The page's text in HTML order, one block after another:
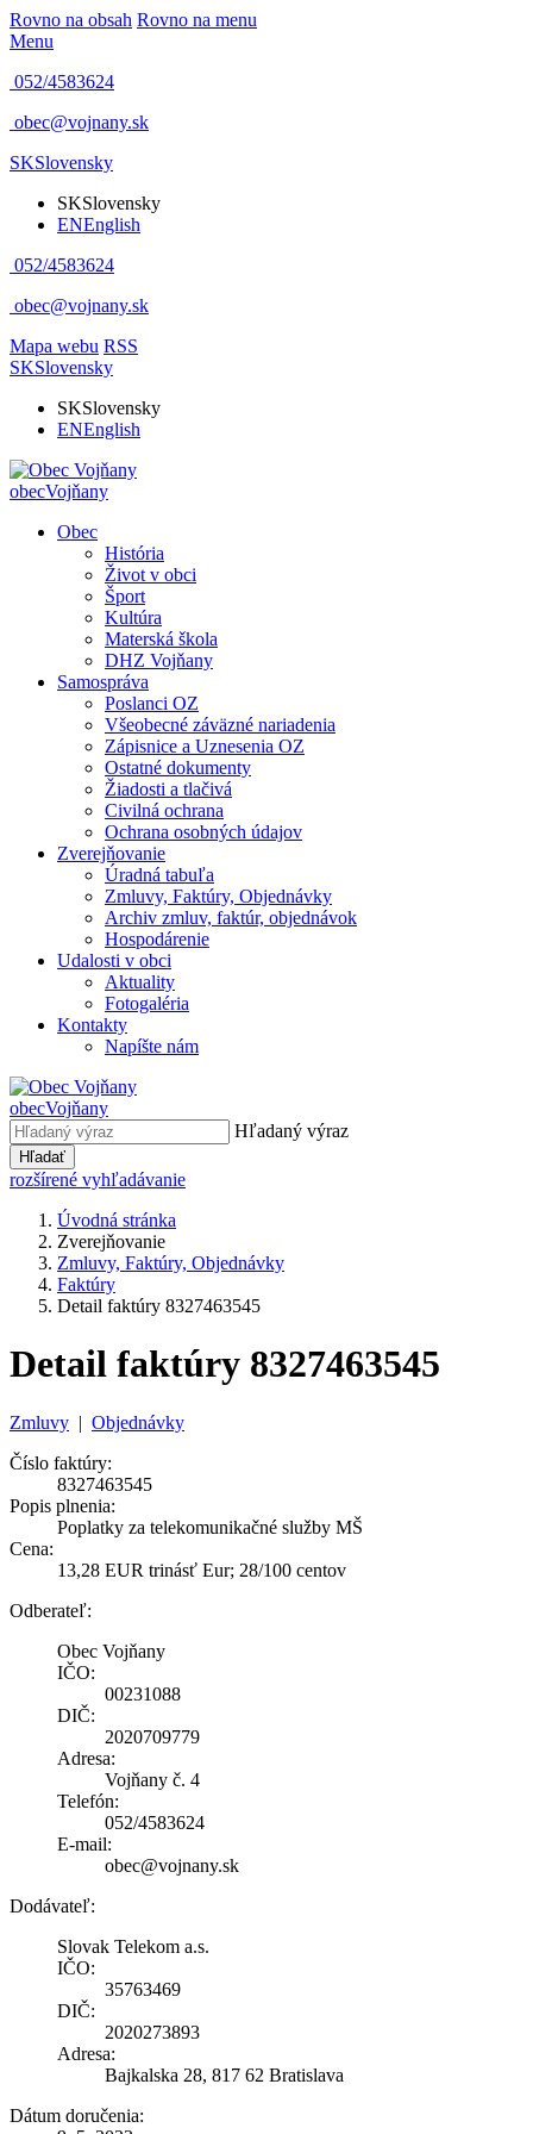
Rovno na obsah Rovno na menu
Menu
052/4583624
obec@vojnany.sk
SKSlovensky
SKSlovensky
ENEnglish
052/4583624
obec@vojnany.sk
Mapa webu RSS
SKSlovensky
SKSlovensky
ENEnglish
obecVojňany
Obec
História
Život v obci
Šport
Kultúra
Materská škola
DHZ Vojňany
Samospráva
Poslanci OZ
Všeobecné záväzné nariadenia
Zápisnice a Uznesenia OZ
Ostatné dokumenty
Žiadosti a tlačivá
Civilná ochrana
Ochrana osobných údajov
Zverejňovanie
Úradná tabuľa
Zmluvy, Faktúry, Objednávky
Archiv zmluv, faktúr, objednávok
Hospodárenie
Udalosti v obci
Aktuality
Fotogaléria
Kontakty
Napíšte nám
obecVojňany
Hľadaný výraz
Hľadať
rozšírené vyhľadávanie
Úvodná stránka
Zverejňovanie
Zmluvy, Faktúry, Objednávky
Faktúry
Detail faktúry 8327463545
Detail faktúry 8327463545
Zmluvy | Objednávky
Číslo faktúry:
8327463545
Popis plnenia:
Poplatky za telekomunikačné služby MŠ
Cena:
13,28 EUR trinásť Eur; 28/100 centov
Odberateľ:
Obec Vojňany
IČO:
00231088
DIČ:
2020709779
Adresa:
Vojňany č. 4
Telefón:
052/4583624
E-mail:
obec@vojnany.sk
Dodávateľ:
Slovak Telekom a.s.
IČO:
35763469
DIČ:
2020273893
Adresa:
Bajkalska 28, 817 62 Bratislava
Dátum doručenia: